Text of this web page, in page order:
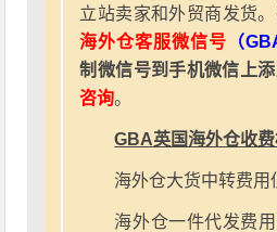
立站卖家和外贸商发货。
海外仓客服微信号 （
制微信号到手机微信上
咨询。
GBA英国海外仓收费
海外仓大货中转费用
海外仓一件代发费